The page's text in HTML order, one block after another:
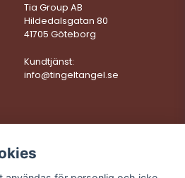
Tia Group AB
Hildedalsgatan 80
41705 Göteborg
Kundtjänst:
info@tingeltangel.se
Vi levererar: